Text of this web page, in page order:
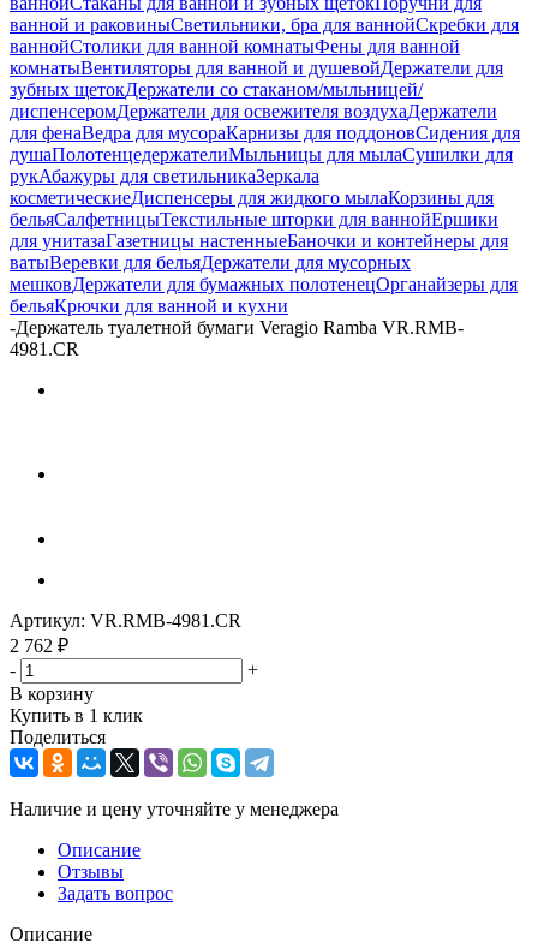
ванной и раковиныСветильники, бра для ваннойСкребки для
ваннойСтолики для ванной комнатыФены для ванной
комнатыВентиляторы для ванной и душевойДержатели для
зубных щетокДержатели со стаканом/мыльницей/
диспенсеромДержатели для освежителя воздухаДержатели
для фенаВедра для мусораКарнизы для поддоновСидения для
душаПолотенцедержателиМыльницы для мылаСушилки для
рукАбажуры для светильникаЗеркала
косметическиеДиспенсеры для жидкого мылаКорзины для
бельяСалфетницыТекстильные шторки для ваннойЕршики
для унитазаГазетницы настенныеБаночки и контейнеры для
ватыВеревки для бельяДержатели для мусорных
мешковДержатели для бумажных полотенецОрганайзеры для
бельяКрючки для ванной и кухни
-Держатель туалетной бумаги Veragio Ramba VR.RMB-
4981.CR
Артикул: VR.RMB-4981.CR
2 762 ₽
-
+
В корзину
Купить в 1 клик
Поделиться
Наличие и цену уточняйте у менеджера
Описание
Отзывы
Задать вопрос
Описание